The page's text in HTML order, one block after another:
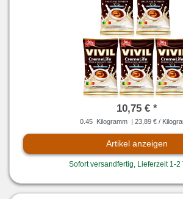
10,75 € *
0.45 Kilogramm | 23,89 € /
Artikel anzeigen
Sofort versandfertig, Lieferzeit 1-2